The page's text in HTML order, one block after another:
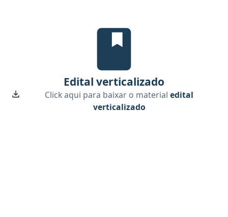
Edital Verticalizado, material
Edital verticalizado
Click aqui para baixar o materialedital
verticalizado